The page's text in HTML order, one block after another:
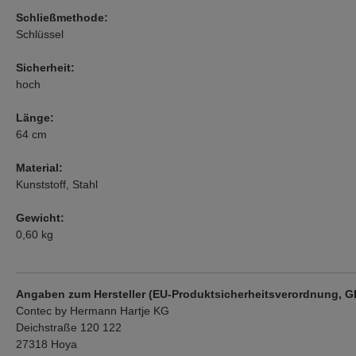
Schließmethode:
Schlüssel
Sicherheit:
hoch
Länge:
64 cm
Material:
Kunststoff, Stahl
Gewicht:
0,60 kg
Angaben zum Hersteller (EU-Produktsicherheitsverordnung,
Contec by Hermann Hartje KG
Deichstraße 120 122
27318 Hoya